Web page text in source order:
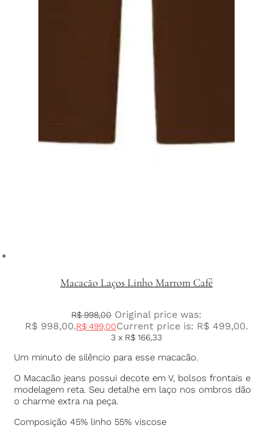
Macacão Laços Linho Marrom Café
R$998,00 Original price was:
R$ 998,00.R$ 499,00Current price is: R$ 499,00.
3 x R$ 166,33
Um minuto de silêncio para esse macacão.
O Macacão jeans possui decote em V, bolsos frontais e
modelagem reta. Seu detalhe em laço nos ombros dão
o charme extra na peça.
Composição 45% linho 55% viscose